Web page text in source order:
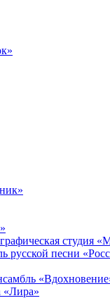
студия
русской песни
«Лира»